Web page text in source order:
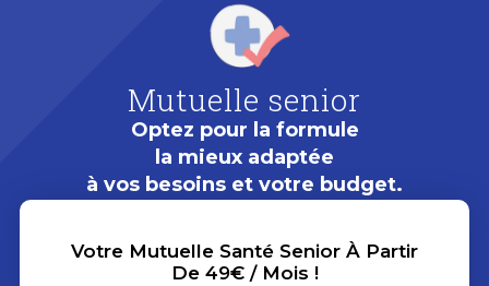
Mutuelle senior
Optez pour la formule
la mieux adaptée
à vos besoins et votre budget.
Votre Mutuelle Santé Senior À Partir
De 49€ / Mois !